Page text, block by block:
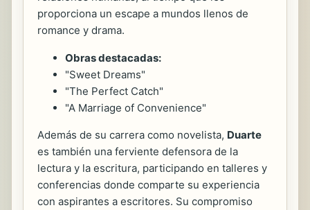
proporciona un escape a mundos llenos de
romance y drama.
Obras destacadas:
"Sweet Dreams"
"The Perfect Catch"
"A Marriage of Convenience"
Además de su carrera como novelista, Duarte
es también una ferviente defensora de la
lectura y la escritura, participando en talleres y
conferencias donde comparte su experiencia
con aspirantes a escritores. Su compromiso